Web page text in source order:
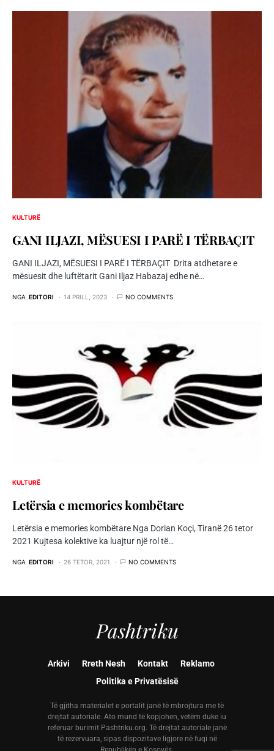
KULTURË
GANI ILJAZI, MËSUESI I PARË I TËRBAÇIT
GANI ILJAZI, MËSUESI I PARË I TËRBAÇIT Drita atdhetare e
mësuesit dhe luftëtarit Gani Iljaz Habazaj edhe në…
NGA EDITORI 14 PRILL, 2023 NO COMMENTS
KULTURË
Letërsia e memories kombëtare
Letërsia e memories kombëtare Nga Dorian Koçi, Tiranë 26 tetor
2021 Kujtesa kolektive ka luajtur një rol të…
NGA EDITORI 26 TETOR, 2021 NO COMMENTS
Pashtriku
Arkivi Rreth Nesh Kontakt
Reklamo
Politika e Privatësisë
Të gjitha materialet e portalit janë të mbrojtura me të
drejtat autoriale. Ato mund të kopjohen, vetëm duke iu
referuar burimit Pashtriku.org. Të drejtat autoriale janë
të rezervuara, sipas dispozitave ligjore në fuqi në